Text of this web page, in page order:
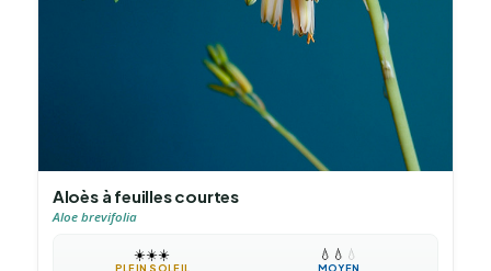
Aloès à feuilles courtes
Aloe brevifolia
☀️☀️☀️
PLEIN SOLEIL
💧 💧 💧
MOYEN